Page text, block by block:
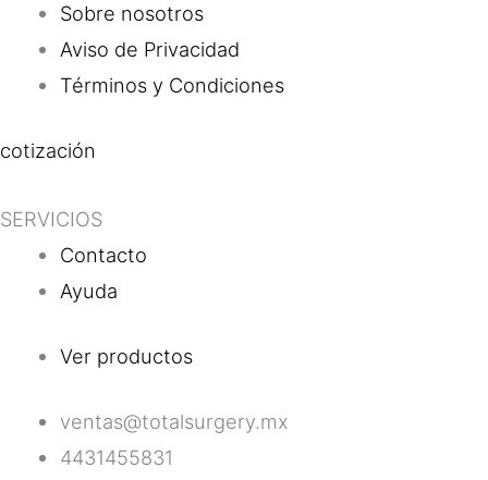
Sobre nosotros
Aviso de Privacidad
Términos y Condiciones
cotización
SERVICIOS
Contacto
Ayuda
Ver productos
ventas@totalsurgery.mx
4431455831